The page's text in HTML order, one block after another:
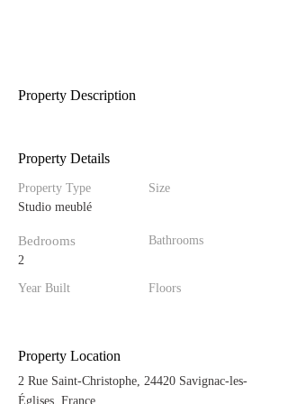
Property Description
Property Details
Property Type
Studio meublé
Bedrooms
2
Year Built
Size
Bathrooms
Floors
Property Location
2 Rue Saint-Christophe, 24420 Savignac-les-
Églises, France